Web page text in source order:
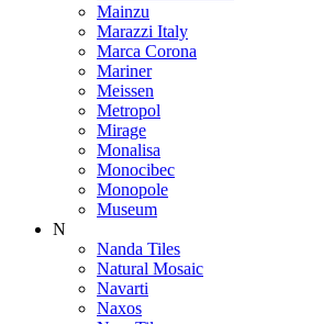
Mainzu
Marazzi Italy
Marca Corona
Mariner
Meissen
Metropol
Mirage
Monalisa
Monocibec
Monopole
Museum
N
Nanda Tiles
Natural Mosaic
Navarti
Naxos